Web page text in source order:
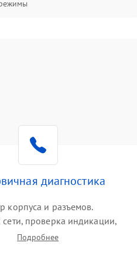
диагностика
корпуса и разъемов.
проверка индикации,
и кодов ошибок. Измерение
Подробнее